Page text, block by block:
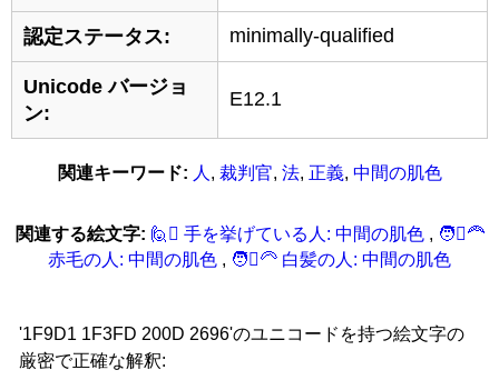
認定ステータス: minimally-qualified
Unicode バージョ
ン:
E12.1
関連キーワード: 人 , 裁判官, 法, 正義, 中間の肌色
関連する絵文字: 🙋‍🏽 手を挙げている人: 中間の肌色 , 🧑‍🏽‍‍‍🦰
赤毛の人: 中間の肌色 , 🧑‍🏽‍‍‍🦳 白髪の人: 中間の肌色
'1F9D1 1F3FD 200D 2696'のユニコードを持つ絵文字の
厳密で正確な解釈: